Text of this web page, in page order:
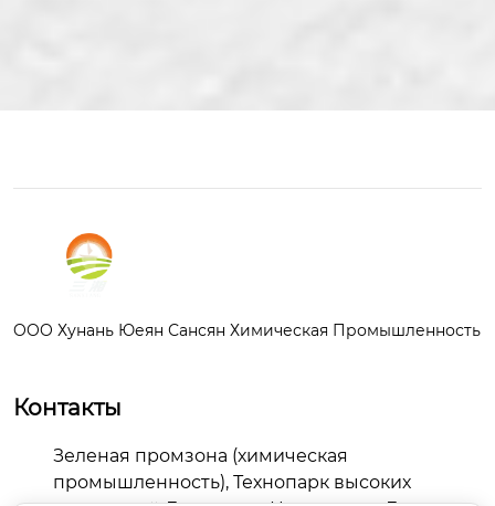
OOO Хунань Юеян Сансян Химическая Промышленность
Контакты
Зеленая промзона (химическая
промышленность), Технопарк высоких